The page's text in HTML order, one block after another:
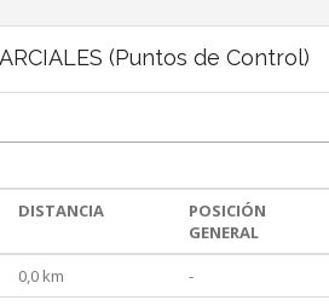
(Puntos de Control)
DISTANCIA
POSICIÓN
GENERAL
0,0 km -